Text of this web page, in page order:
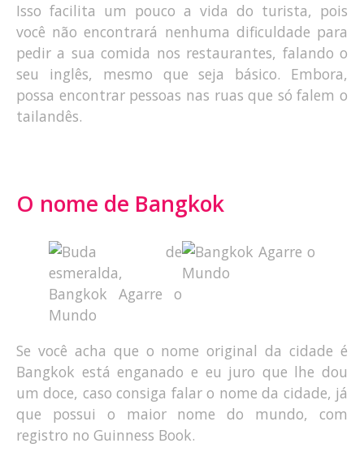
Isso facilita um pouco a vida do turista, pois
você não encontrará nenhuma dificuldade para
pedir a sua comida nos restaurantes, falando o
seu inglês, mesmo que seja básico. Embora,
possa encontrar pessoas nas ruas que só falem o
tailandês.
O nome de Bangkok
Se você acha que o nome original da cidade é
Bangkok está enganado e eu juro que lhe dou
um doce, caso consiga falar o nome da cidade, já
que possui o maior nome do mundo, com
registro no Guinness Book.